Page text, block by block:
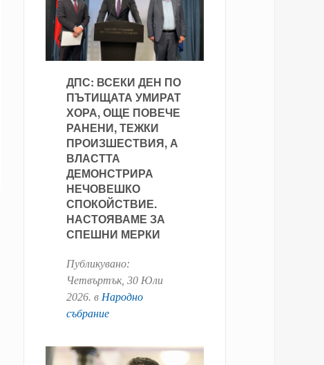
ДПС: ВСЕКИ ДЕН ПО
ПЪТИЩАТА УМИРАТ
ХОРА, ОЩЕ ПОВЕЧЕ
РАНЕНИ, ТЕЖКИ
ПРОИЗШЕСТВИЯ, А
ВЛАСТТА
ДЕМОНСТРИРА
НЕЧОВЕШКО
СПОКОЙСТВИЕ.
НАСТОЯВАМЕ ЗА
СПЕШНИ МЕРКИ
Публикувано:
Четвъртък, 30 Юли
2026. в Народно
събрание